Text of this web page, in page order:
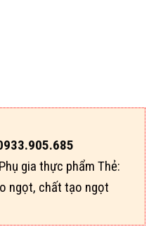
Phụ gia thực phẩm Thẻ:
ngọt, chất tạo ngọt